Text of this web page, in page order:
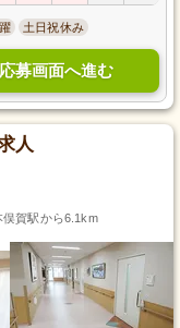
土日祝休み
応募画面へ進む
人
賀駅から6.1km